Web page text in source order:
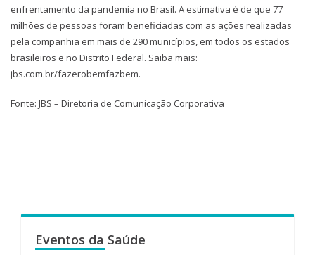
enfrentamento da pandemia no Brasil. A estimativa é de que 77
milhões de pessoas foram beneficiadas com as ações realizadas
pela companhia em mais de 290 municípios, em todos os estados
brasileiros e no Distrito Federal. Saiba mais:
jbs.com.br/fazerobemfazbem.
Fonte: JBS – Diretoria de Comunicação Corporativa
Eventos da Saúde